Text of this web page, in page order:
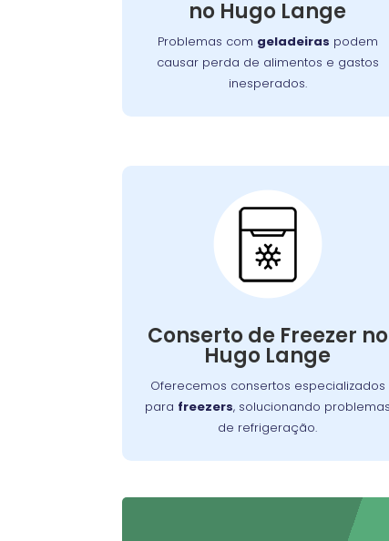
no Hugo Lange
Problemas com geladeiras podem
causar perda de alimentos e gastos
inesperados.
garantindo a conservação adequada
dos alimentos.
Conserto de Freezer no
Hugo Lange
Oferecemos consertos especializados
para freezers, solucionando problemas
de refrigeração.
Conserto de
Freezer:
Nossos especialistas estão prontos para
congelamento ou componentes
elétricos, garantindo o congelamento
adequada dos alimentos.